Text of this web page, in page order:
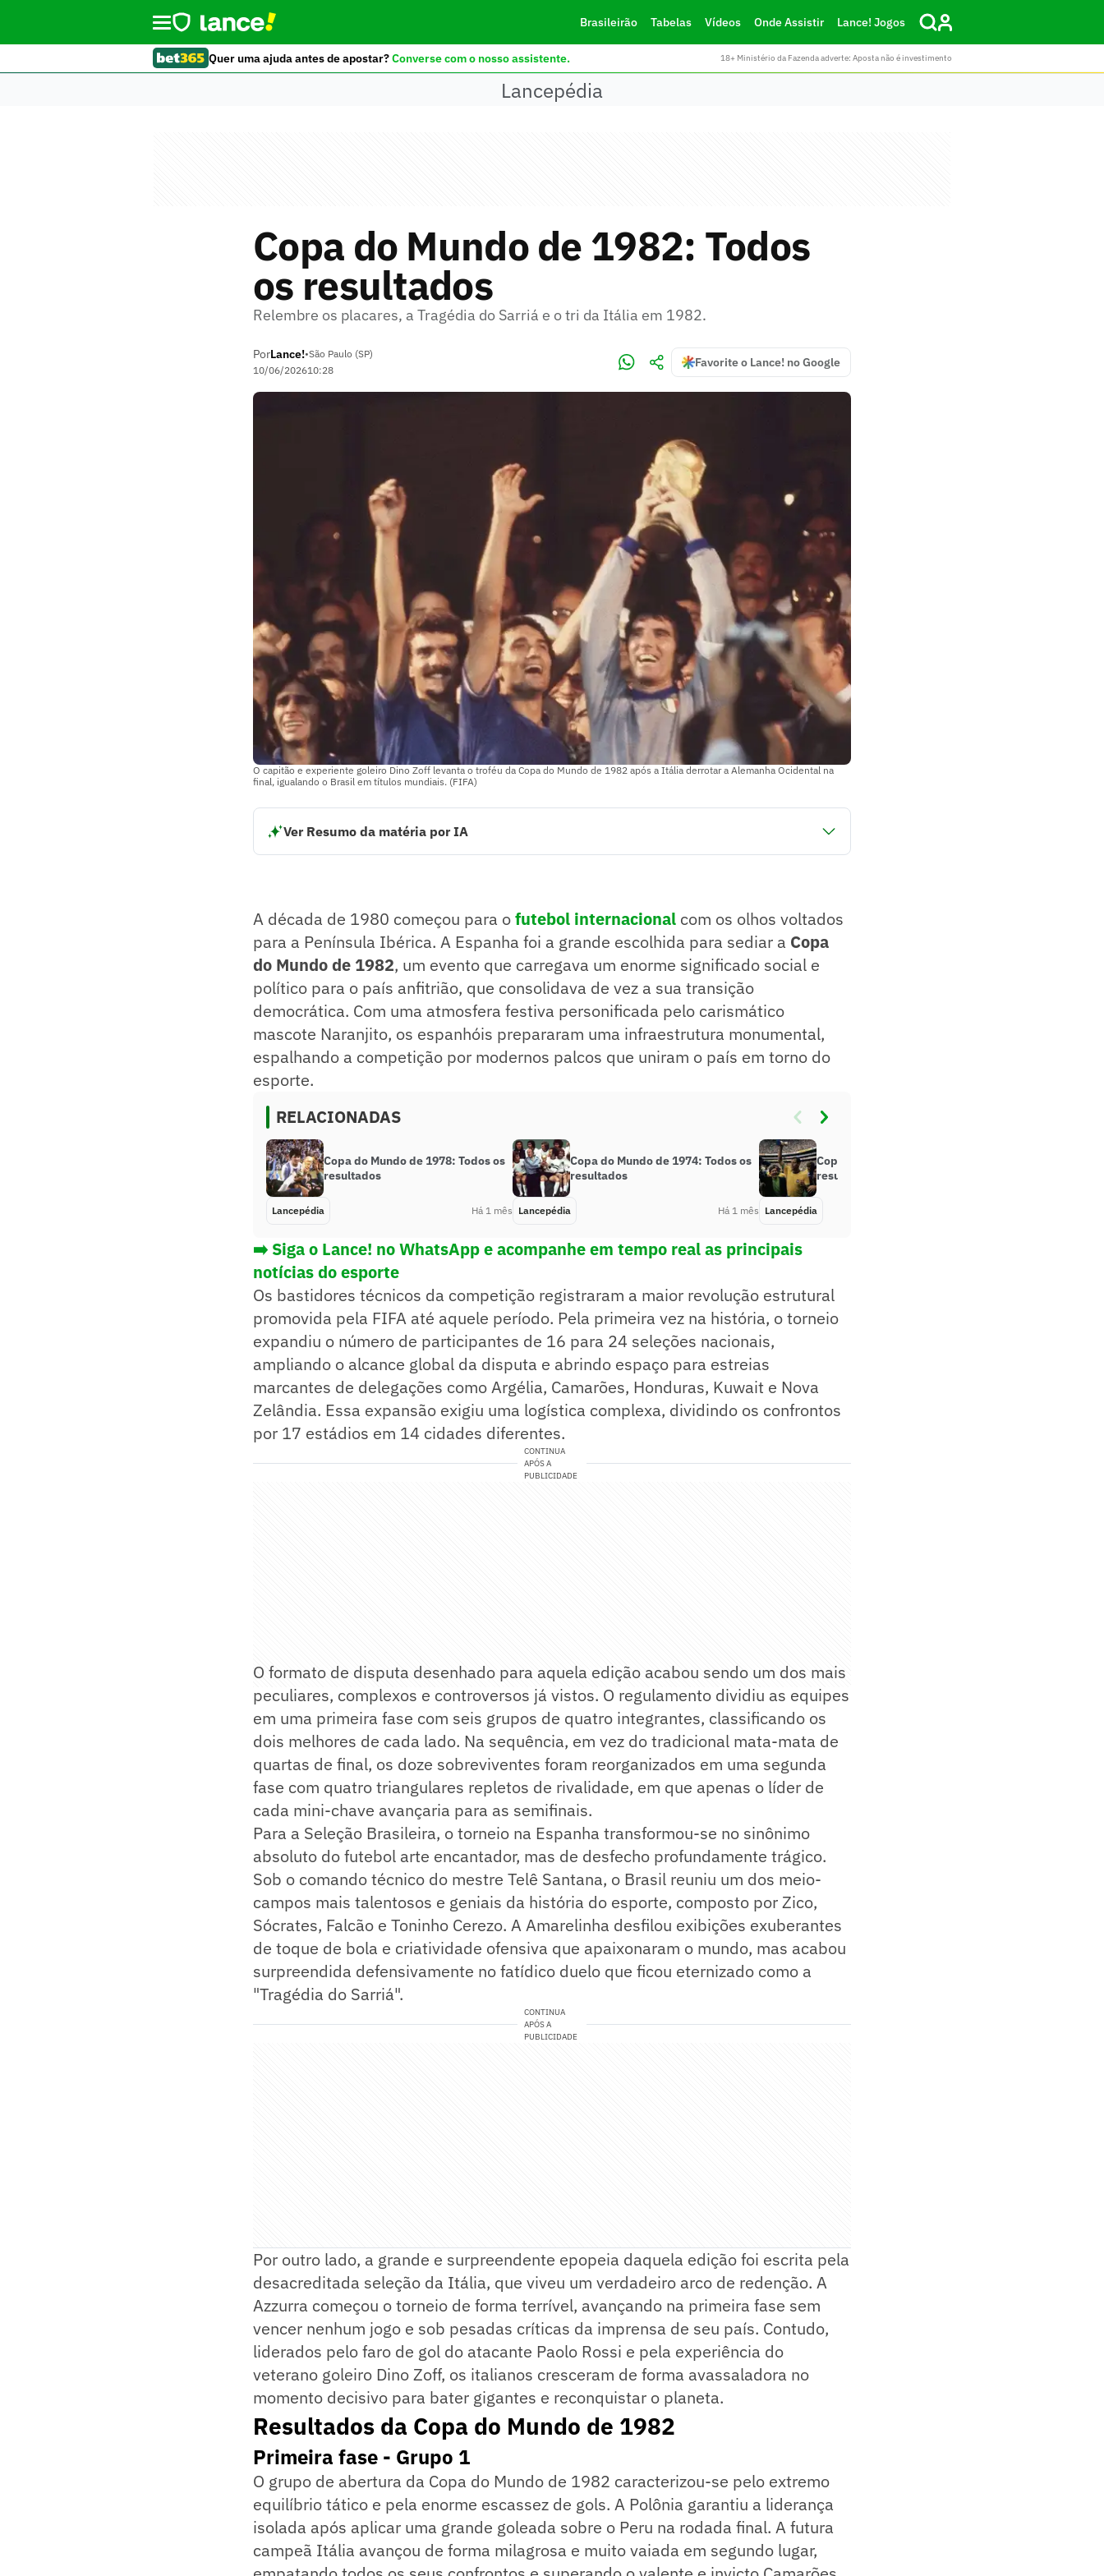
Brasileirão Tabelas Vídeos Onde Assistir Lance! Jogos
Quer uma ajuda antes de apostar?Converse com o nosso assistente. 18+ Ministério da Fazenda adverte: Aposta não é investimento
Lancepédia
Copa do Mundo de 1982: Todos
os resultados
Relembre os placares, a Tragédia do Sarriá e o tri da Itália em 1982.
PorLance!•São Paulo (SP)
10/06/202610:28
Favorite o Lance! no Google
O capitão e experiente goleiro Dino Zoff levanta o troféu da Copa do Mundo de 1982 após a Itália derrotar a Alemanha Ocidental na
final, igualando o Brasil em títulos mundiais. (FIFA)
Ver Resumo da matéria por IA
Itália.
Resumo supervisionado pelo jornalista!
A década de 1980 começou para ofutebol internacional com os olhos voltados
para a Península Ibérica. A Espanha foi a grande escolhida para sediar a Copa
do Mundo de 1982, um evento que carregava um enorme significado social e
político para o país anfitrião, que consolidava de vez a sua transição
democrática. Com uma atmosfera festiva personificada pelo carismático
mascote Naranjito, os espanhóis prepararam uma infraestrutura monumental,
espalhando a competição por modernos palcos que uniram o país em torno do
esporte.
RELACIONADAS
Copa do Mundo de 1978: Todos os
resultados
Lancepédia Há 1 mês
Copa do Mundo de 1974: Todos os
resultados
Lancepédia Há 1 mês
Copa do Mundo de 1970: Todos os
resultados
Lancepédia
➡️ Siga o Lance! no WhatsApp e acompanhe em tempo real as principais
notícias do esporte
Os bastidores técnicos da competição registraram a maior revolução estrutural
promovida pela FIFA até aquele período. Pela primeira vez na história, o torneio
expandiu o número de participantes de 16 para 24 seleções nacionais,
ampliando o alcance global da disputa e abrindo espaço para estreias
marcantes de delegações como Argélia, Camarões, Honduras, Kuwait e Nova
Zelândia. Essa expansão exigiu uma logística complexa, dividindo os confrontos
por 17 estádios em 14 cidades diferentes.
CONTINUA
APÓS A
PUBLICIDADE
O formato de disputa desenhado para aquela edição acabou sendo um dos mais
peculiares, complexos e controversos já vistos. O regulamento dividiu as equipes
em uma primeira fase com seis grupos de quatro integrantes, classificando os
dois melhores de cada lado. Na sequência, em vez do tradicional mata-mata de
quartas de final, os doze sobreviventes foram reorganizados em uma segunda
fase com quatro triangulares repletos de rivalidade, em que apenas o líder de
cada mini-chave avançaria para as semifinais.
Para a Seleção Brasileira, o torneio na Espanha transformou-se no sinônimo
absoluto do futebol arte encantador, mas de desfecho profundamente trágico.
Sob o comando técnico do mestre Telê Santana, o Brasil reuniu um dos meio-
campos mais talentosos e geniais da história do esporte, composto por Zico,
Sócrates, Falcão e Toninho Cerezo. A Amarelinha desfilou exibições exuberantes
de toque de bola e criatividade ofensiva que apaixonaram o mundo, mas acabou
surpreendida defensivamente no fatídico duelo que ficou eternizado como a
"Tragédia do Sarriá".
CONTINUA
APÓS A
PUBLICIDADE
Por outro lado, a grande e surpreendente epopeia daquela edição foi escrita pela
desacreditada seleção da Itália, que viveu um verdadeiro arco de redenção. A
Azzurra começou o torneio de forma terrível, avançando na primeira fase sem
vencer nenhum jogo e sob pesadas críticas da imprensa de seu país. Contudo,
liderados pelo faro de gol do atacante Paolo Rossi e pela experiência do
veterano goleiro Dino Zoff, os italianos cresceram de forma avassaladora no
momento decisivo para bater gigantes e reconquistar o planeta.
Resultados da Copa do Mundo de 1982
Primeira fase - Grupo 1
O grupo de abertura da Copa do Mundo de 1982 caracterizou-se pelo extremo
equilíbrio tático e pela enorme escassez de gols. A Polônia garantiu a liderança
isolada após aplicar uma grande goleada sobre o Peru na rodada final. A futura
campeã Itália avançou de forma milagrosa e muito vaiada em segundo lugar,